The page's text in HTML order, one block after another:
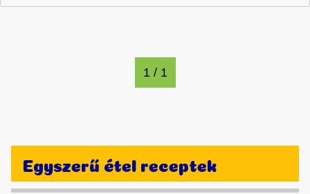
1 / 1
Egyszerű étel receptek